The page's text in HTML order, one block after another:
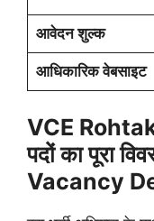
आवेदन शुल्क
आधिकारिक वेबसाइट
VCE
पदों का पूरा
Vacancy